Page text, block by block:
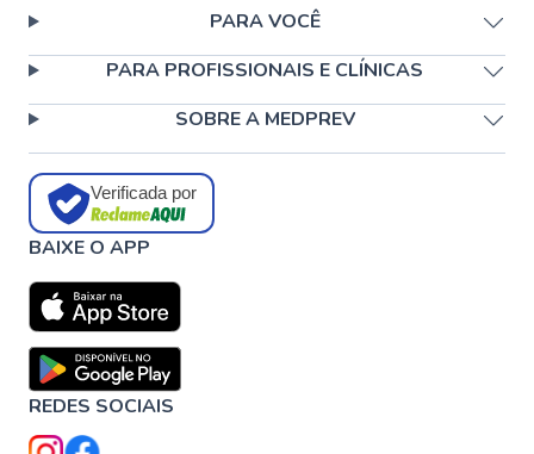
PARA VOCÊ
PARA PROFISSIONAIS E CLÍNICAS
SOBRE A MEDPREV
Verificada por
BAIXE O APP
REDES SOCIAIS